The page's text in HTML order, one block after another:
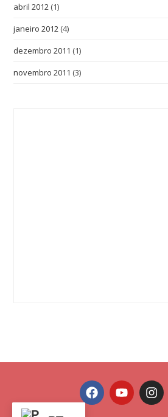
abril 2012 (1)
janeiro 2012 (4)
dezembro 2011 (1)
novembro 2011 (3)